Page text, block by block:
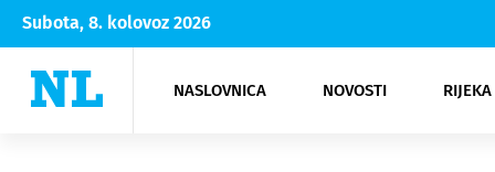
Subota, 8. kolovoz 2026
NASLOVNICA NOVOSTI
Rijeka Opatija
NK
Moda
Kultura